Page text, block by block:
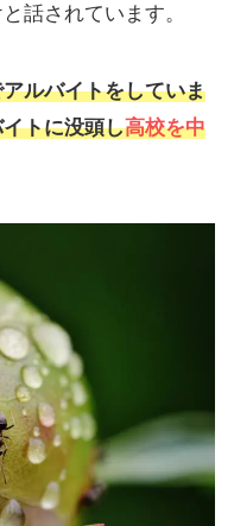
話されています。
ルバイトをしていま
トに没頭し高校を中